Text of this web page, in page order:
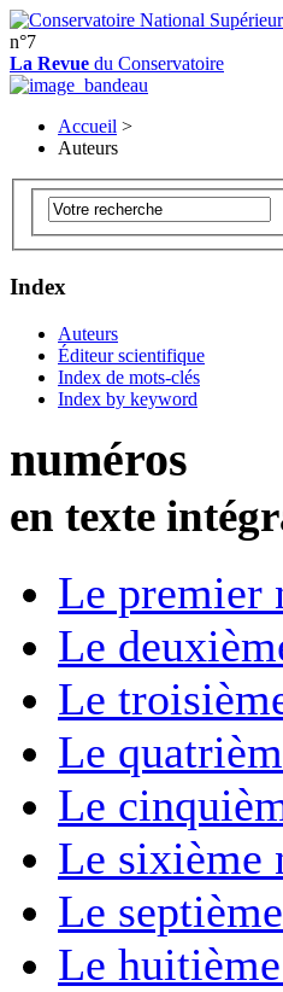
n°7
La Revue du Conservatoire
Accueil >
Auteurs
Index
Auteurs
Éditeur scientifique
Index de mots-clés
Index by keyword
numéros
en texte
Le premier
Le
Le
Le
Le
Le sixième
Le
Le